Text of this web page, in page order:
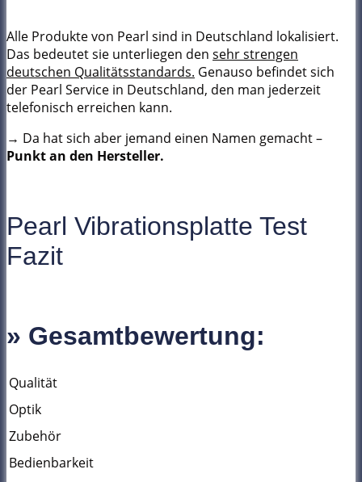
Alle Produkte von Pearl sind in Deutschland lokalisiert.
Das bedeutet sie unterliegen den sehr strengen
deutschen Qualitätsstandards. Genauso befindet sich
der Pearl Service in Deutschland, den man jederzeit
telefonisch erreichen kann.
→ Da hat sich aber jemand einen Namen gemacht –
Punkt an den Hersteller.
Pearl Vibrationsplatte Test
Fazit
» Gesamtbewertung:
Qualität
Optik
Zubehör
Bedienbarkeit